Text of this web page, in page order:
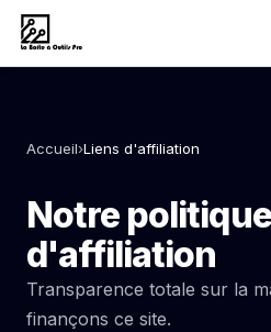
Accueil›Liens d'affiliation
Notre politique
d'affiliation
Transparence totale sur la
finançons ce site.